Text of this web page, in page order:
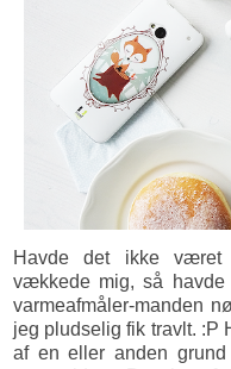
Havde det ikke
vækkede mig, så
varmeafmåler-manden
jeg pludselig fik travlt. :P
af en eller anden